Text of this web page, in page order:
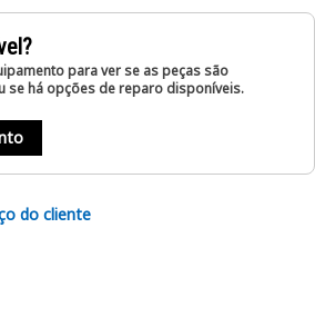
para ver se as peças são
se há opções de reparo disponíveis.
do cliente